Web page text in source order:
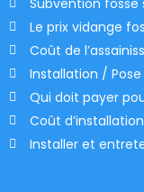
Le prix vidange
Coût de
Installation /
Qui doit payer
Coût
Installer et